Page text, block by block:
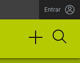
Entrar